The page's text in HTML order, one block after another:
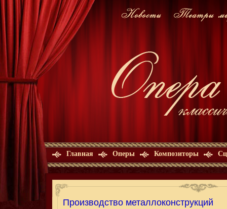
Главная Оперы Композиторы
Производство металлоконструкций